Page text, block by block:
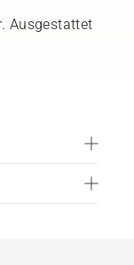
Ausgestattet